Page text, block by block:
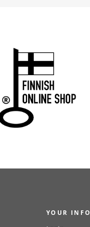
YOUR INFO